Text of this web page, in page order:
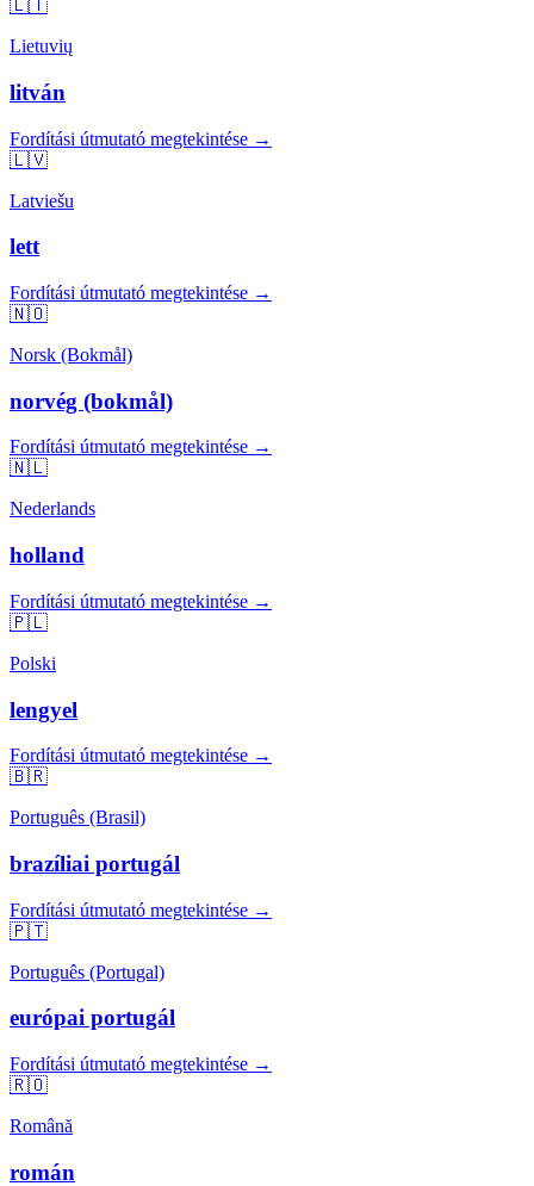
🇱🇹
Lietuvių
litván
Fordítási útmutató megtekintése →
🇱🇻
Latviešu
lett
Fordítási útmutató megtekintése →
🇳🇴
Norsk (Bokmål)
norvég (bokmål)
Fordítási útmutató megtekintése →
🇳🇱
Nederlands
holland
Fordítási útmutató megtekintése →
🇵🇱
Polski
lengyel
Fordítási útmutató megtekintése →
🇧🇷
Português (Brasil)
brazíliai portugál
Fordítási útmutató megtekintése →
🇵🇹
Português (Portugal)
európai portugál
Fordítási útmutató megtekintése →
🇷🇴
Română
román